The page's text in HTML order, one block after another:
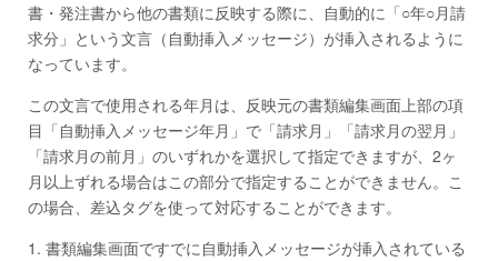
書・発注書から他の書類に反映する際に、自動的に「○年○月請
求分」という文言（自動挿入メッセージ）が挿入されるように
なっています。
この文言で使用される年月は、反映元の書類編集画面上部の項
目「自動挿入メッセージ年月」で「請求月」「請求月の翌月」
「請求月の前月」のいずれかを選択して指定できますが、2ヶ
月以上ずれる場合はこの部分で指定することができません。こ
の場合、差込タグを使って対応することができます。
1. 書類編集画面ですでに自動挿入メッセージが挿入されている